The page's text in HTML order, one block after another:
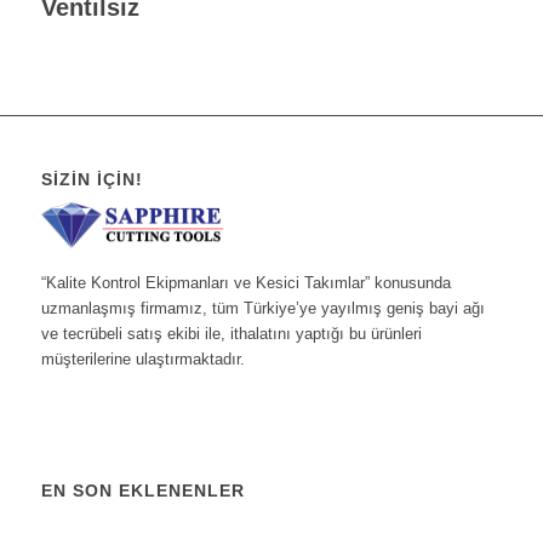
Ventilsiz
SIZIN İÇIN!
“Kalite Kontrol Ekipmanları ve Kesici Takımlar” konusunda
uzmanlaşmış firmamız, tüm Türkiye’ye yayılmış geniş bayi ağı
ve tecrübeli satış ekibi ile, ithalatını yaptığı bu ürünleri
müşterilerine ulaştırmaktadır.
EN SON EKLENENLER